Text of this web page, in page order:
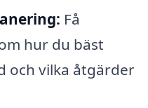
Få
hur du bäst
och vilka åtgärder